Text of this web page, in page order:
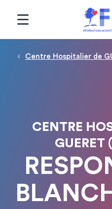
Fil d'Ariane
Centre Hospitalier de
CENTRE
GUERET
Panneau de gestion des